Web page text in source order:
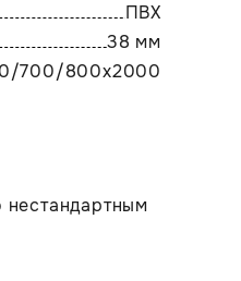
ПВХ
38 мм
700/800х2000
нестандартным